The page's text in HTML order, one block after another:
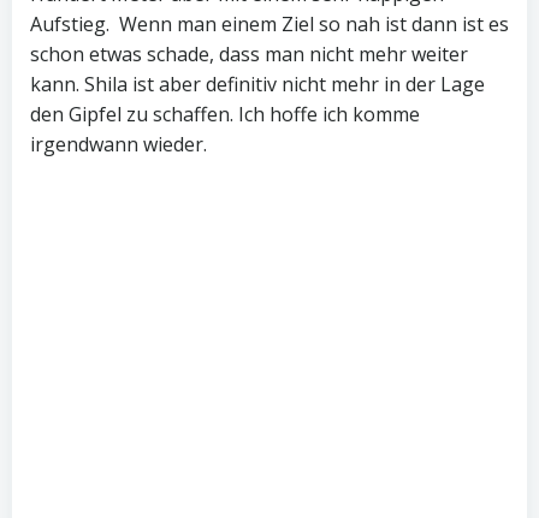
Aufstieg. Wenn man einem Ziel so nah ist dann ist es
schon etwas schade, dass man nicht mehr weiter
kann. Shila ist aber definitiv nicht mehr in der Lage
den Gipfel zu schaffen. Ich hoffe ich komme
irgendwann wieder.